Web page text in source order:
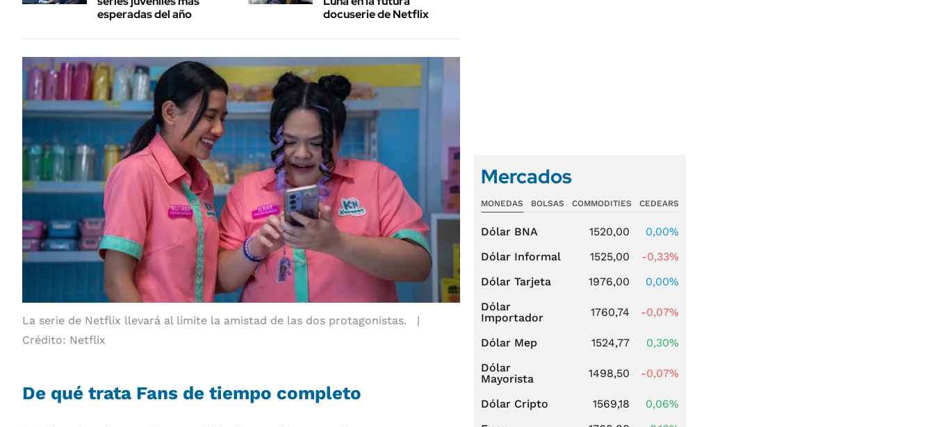
esperadas del año
docuserie de Netflix
La serie de Netflix llevará al límite la amistad de las dos protagonistas.
Crédito: Netflix
De qué trata Fans de tiempo completo
Mercados
MONEDAS BOLSAS COMMODITIES CEDEARS
Dólar BNA 1520,00
0,00%
Dólar Informal
1525,00
-0,33%
Dólar Tarjeta
1976,00
0,00%
Dólar
Importador
1760,74 -0,07%
Dólar Mep 1524,77
0,30%
Dólar
Mayorista
1498,50 -0,07%
Dólar Cripto 1569,18
0,06%